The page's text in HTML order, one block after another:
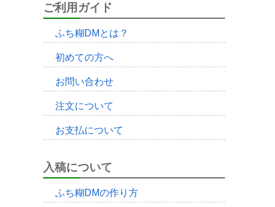
ご利用ガイド
ふち糊DMとは？
初めての方へ
お問い合わせ
注文について
お支払について
入稿について
ふち糊DMの作り方